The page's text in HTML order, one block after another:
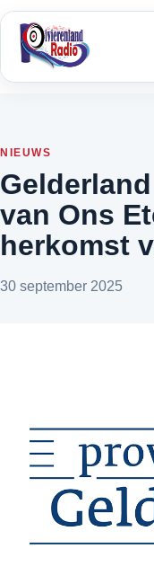
NIEUWS
van Ons
herkomst
30 september 2025